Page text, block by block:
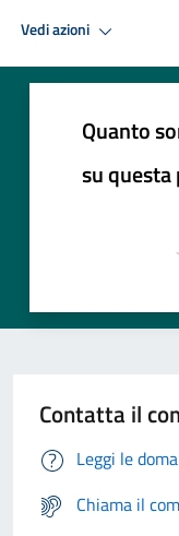
Vedi azioni
Quanto
su questa
Contatta il
Leggi le
Chiama il